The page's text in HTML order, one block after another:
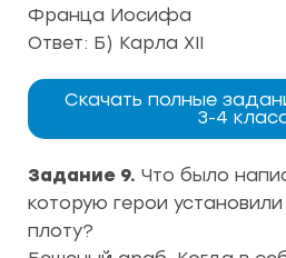
Франца Иосифа
Ответ: Б) Карла XII
Скачать полные
3-4
Задание 9. Что было
которую герои
плоту?